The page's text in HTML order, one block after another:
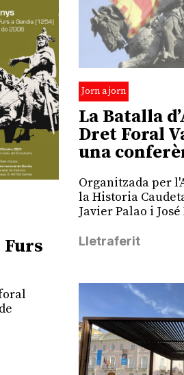
Jorn a jorn
La Batalla
Dret Foral
una
Organitzada per
la Historia
Javier Palao i
Lletraferit
Furs